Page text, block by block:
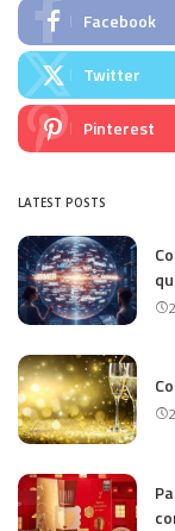
Facebook
Twitter
Pinterest
LATEST POSTS